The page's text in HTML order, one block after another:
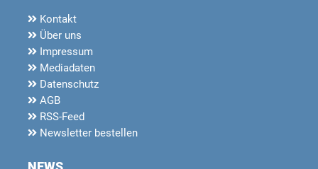
Kontakt
Über uns
Impressum
Mediadaten
Datenschutz
AGB
RSS-Feed
Newsletter bestellen